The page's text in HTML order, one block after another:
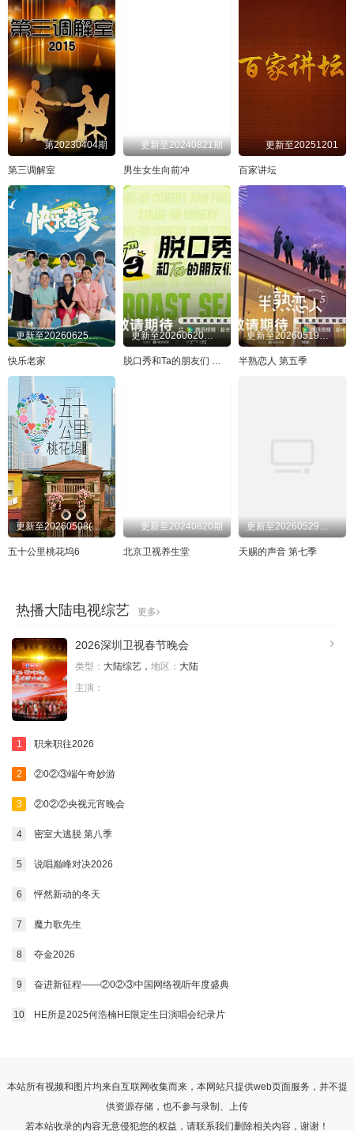
20240416 20240417
20240425 20240426
20240501 20240502 20240506
20240507 20240508
20240514 20240515
20240520 20240522 20240523 20240525
20240527 20240528
20240603 20240604 20240605 20240606
20240607 20240610 20240611 20240612
20240613 20240614 20240617 20240618
20240619 20240620 20240624 20240625
20240626 20240627 20240628 20240701
20240702 20240703
20240708
20240712
20240719 20240722
20240725 20240726
20240730 20240731 20240801 20240802
20240808 20240809
20240813 20240814 20240815
20240817 20240818 20240819
20240821
20240825
20240829
20240902 20240903
20240906 20240909
20240912 20240913
20240917
20240923
20241002
20241011 20241014 20241015
20241021 20241022 20241023
20241101 20241104 20241105 20241106
20241108 20241111
第20230404期
第三调解室
更新至20240821期
男生女生向前冲
更新至20251201
百家讲坛
更新至20260625先导片
快乐老家
更新至20260620回顾特辑：当脱友们唠起打工
脱口秀和Ta的朋友们 第三季
更新至20260519往季回顾
半熟恋人 第五季
更新至20260508(往季回顾)
五十公里桃花坞6
更新至20240820期
北京卫视养生堂
更新至20260529发布会
天赐的声音 第七季
热播大陆电视综艺 更多
2026深圳卫视春节晚会
类型： 大陆综艺， 地区： 大陆
主演：
1 职来职往2026
2 ②0②③端午奇妙游
3 ②0②②央视元宵晚会
4 密室大逃脱 第八季
5 说唱巅峰对决2026
6 怦然新动的冬天
7 魔力歌先生
8 夺金2026
9 奋进新征程——②0②③中国网络视听年度盛典
10 HE所是2025何浩楠HE限定生日演唱会纪录片
本站所有视频和图片均来自互联网收集而来，本网站只提供web页面服务，并不提
供资源存储，也不参与录制、上传
若本站收录的内容无意侵犯您的权益，请联系我们删除相关内容，谢谢！